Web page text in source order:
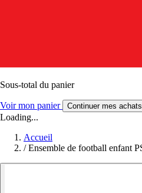
Sous-total du panier
Voir mon panier Continuer mes achats
Loading...
Accueil
/ Ensemble de football enfant